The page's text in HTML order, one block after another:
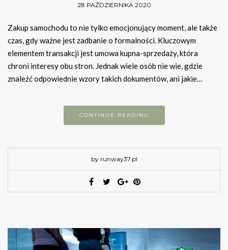
28 PAŹDZIERNIKA 2020
Zakup samochodu to nie tylko emocjonujący moment, ale także
czas, gdy ważne jest zadbanie o formalności. Kluczowym
elementem transakcji jest umowa kupna-sprzedaży, która
chroni interesy obu stron. Jednak wiele osób nie wie, gdzie
znaleźć odpowiednie wzory takich dokumentów, ani jakie…
CONTINUE READING
by runway37.pl